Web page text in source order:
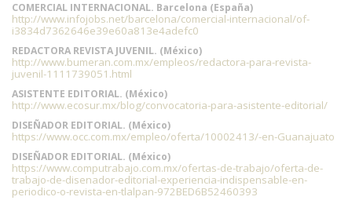
COMERCIAL INTERNACIONAL. Barcelona (España)
http://www.infojobs.net/barcelona/comercial-internacional/of-
i3834d7362646e39e60a813e4adefc0
REDACTORA REVISTA JUVENIL. (México)
http://www.bumeran.com.mx/empleos/redactora-para-revista-
juvenil-1111739051.html
ASISTENTE EDITORIAL. (México)
http://www.ecosur.mx/blog/convocatoria-para-asistente-editorial/
DISEÑADOR EDITORIAL. (México)
https://www.occ.com.mx/empleo/oferta/10002413/-en-Guanajuato
DISEÑADOR EDITORIAL. (México)
https://www.computrabajo.com.mx/ofertas-de-trabajo/oferta-de-
trabajo-de-disenador-editorial-experiencia-indispensable-en-
periodico-o-revista-en-tlalpan-972BED6B52460393